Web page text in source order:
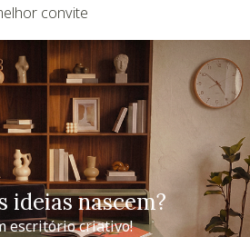
convite
ideias nascem?
escritório criativo!